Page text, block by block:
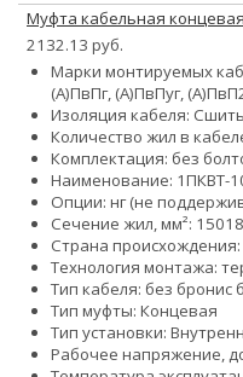
Муфта кабельная
2132.13 руб.
Марки монтируемых
(А)ПвПг, (А)ПвПуг,
Изоляция кабеля:
Количество жил в
Комплектация: без
Наименование: 1ПКВТ-
Опции: нг (не
Сечение жил, мм²: 150
Страна происхождения:
Технология монтажа:
Тип кабеля: без бронис
Тип муфты: Концевая
Тип установки:
Рабочее напряжение,